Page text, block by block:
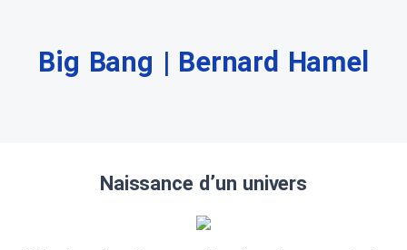
Big Bang | Bernard Hamel
Naissance d’un univers